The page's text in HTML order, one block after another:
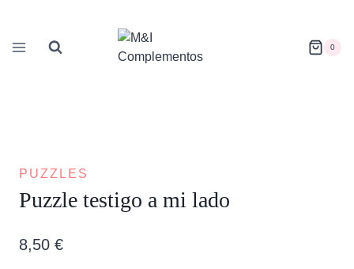
contenido
0
PUZZLES
Puzzle testigo a mi lado
8,50 €